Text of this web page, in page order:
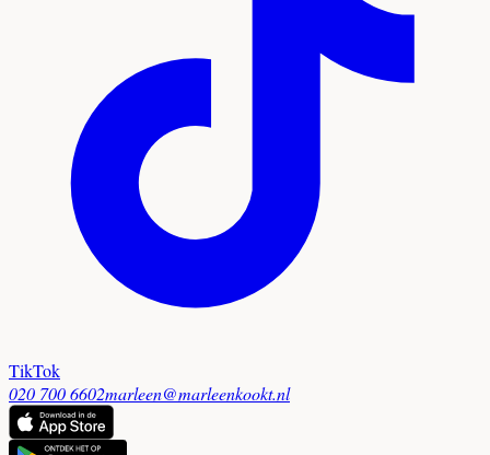
TikTok
020 700 6602marleen@marleenkookt.nl